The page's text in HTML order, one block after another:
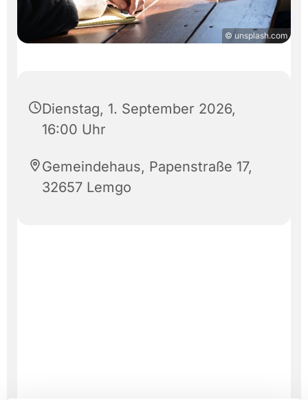
© unsplash.com
Dienstag, 1. September 2026,
16:00 Uhr
Gemeindehaus, Papenstraße 17,
32657 Lemgo